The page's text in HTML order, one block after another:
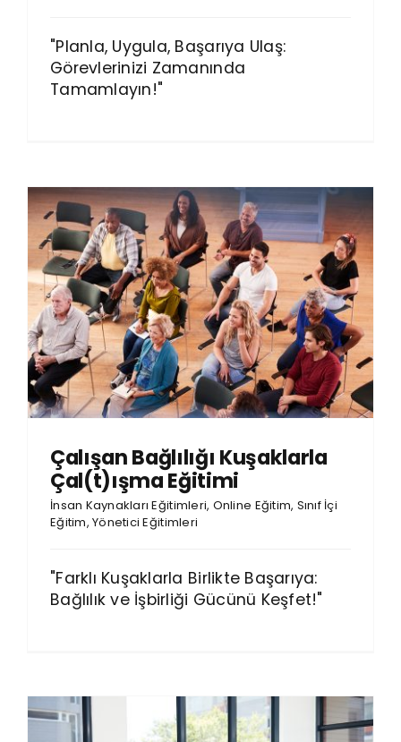
"Planla, Uygula, Başarıya Ulaş:
Görevlerinizi Zamanında
Tamamlayın!"
Çalışan Bağlılığı Kuşaklarla
Çal(t)ışma Eğitimi
İnsan Kaynakları Eğitimleri, Online Eğitim, Sınıf İçi
Eğitim,Yönetici Eğitimleri
"Farklı Kuşaklarla Birlikte Başarıya:
Bağlılık ve İşbirliği Gücünü Keşfet!"